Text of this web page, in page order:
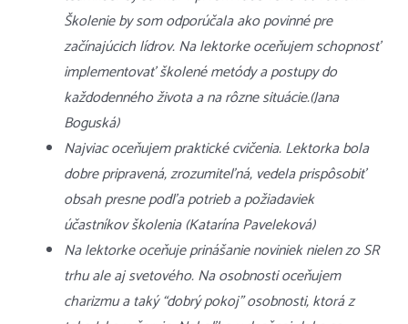
Školenie by som odporúčala ako povinné pre
začínajúcich lídrov. Na lektorke oceňujem schopnosť
implementovať školené metódy a postupy do
každodenného života a na rôzne situácie.(Jana
Boguská)
Najviac oceňujem praktické cvičenia. Lektorka bola
dobre pripravená, zrozumiteľná, vedela prispôsobiť
obsah presne podľa potrieb a požiadaviek
účastníkov školenia (Katarína Paveleková)
Na lektorke oceňuje prinášanie noviniek nielen zo SR
trhu ale aj svetového. Na osobnosti oceňujem
charizmu a taký “dobrý pokoj” osobnosti, ktorá z